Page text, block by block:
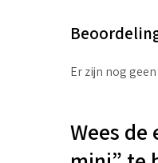
Er zijn nog
Wees